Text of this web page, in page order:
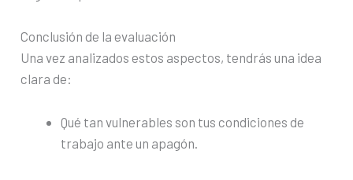
Conclusión de la evaluación
Una vez analizados estos aspectos, tendrás una idea
clara de:
Qué tan vulnerables son tus condiciones de
trabajo ante un apagón.